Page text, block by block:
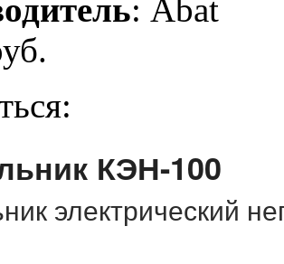
: Abat
КЭН-100
электрический